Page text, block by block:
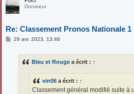
Donateur
Re: Classement Pronos Nationale 1
M29 avr. 2023, 13:46
Bleu et Rouge a écrit : ↑
vin06 a écrit : ↑
Classement général modifié suite à